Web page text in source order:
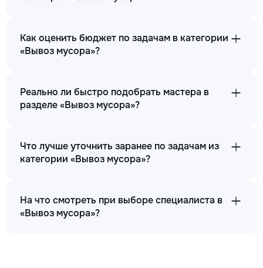
Как оценить бюджет по задачам в категории
«Вывоз мусора»?
Реально ли быстро подобрать мастера в
разделе «Вывоз мусора»?
Что лучше уточнить заранее по задачам из
категории «Вывоз мусора»?
На что смотреть при выборе специалиста в
«Вывоз мусора»?